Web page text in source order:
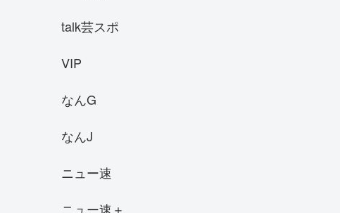
talk芸スポ
VIP
なんG
なんJ
ニュー速
ニュー速＋